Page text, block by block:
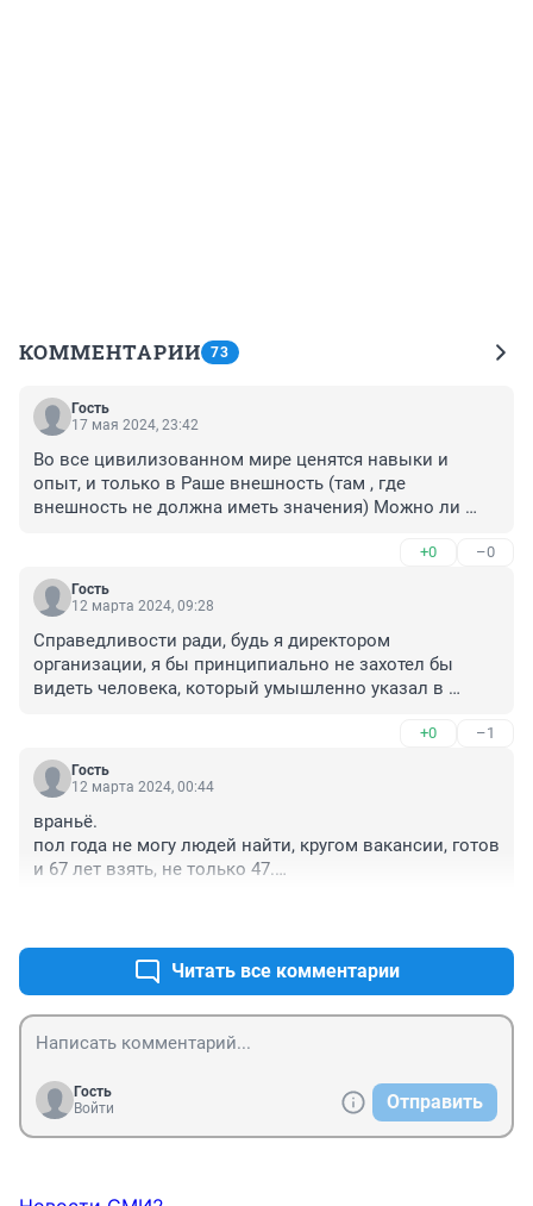
КОММЕНТАРИИ 73
Гость
17 мая 2024, 23:42
Во все цивилизованном мире ценятся навыки и
опыт, и только в Раше внешность (там , где
внешность не должна иметь значения) Можно ли
+0 –0
Гость
12 марта 2024, 09:28
Справедливости ради, будь я директором
организации, я бы принципиально не захотел бы
видеть человека, который умышленно указал в
считает нормальным уже при трудоустройстве
обманывать, то чего от него ждать дальше? Мне
зачем такие ненадёжные люди? Почему меня должно
обмануть пытаются конкретно меня?
+0 –1
Гость
12 марта 2024, 00:44
враньё.
пол года не могу людей найти, кругом вакансии, готов
и 67 лет взять, не только 47.
Читать все комментарии
Гость
Войти
Отправить